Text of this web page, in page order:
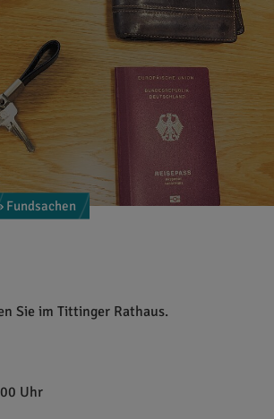
Fundsachen
Sie im Tittinger Rathaus.
Uhr